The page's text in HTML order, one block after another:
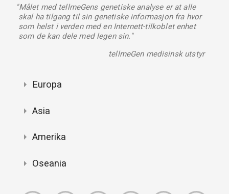
"Målet med tellmeGens genetiske analyse er at alle
skal ha tilgang til sin genetiske informasjon fra hvor
som helst i verden med en Internett-tilkoblet enhet
som de kan dele med legen sin."
tellmeGen medisinsk utstyr
Europa
Asia
Amerika
Oseania